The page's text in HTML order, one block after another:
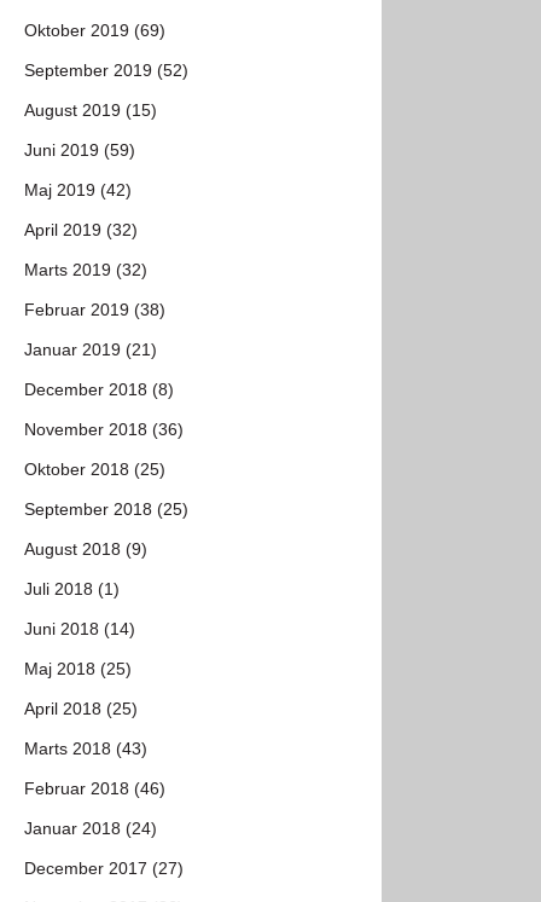
Oktober 2019 (69)
September 2019 (52)
August 2019 (15)
Juni 2019 (59)
Maj 2019 (42)
April 2019 (32)
Marts 2019 (32)
Februar 2019 (38)
Januar 2019 (21)
December 2018 (8)
November 2018 (36)
Oktober 2018 (25)
September 2018 (25)
August 2018 (9)
Juli 2018 (1)
Juni 2018 (14)
Maj 2018 (25)
April 2018 (25)
Marts 2018 (43)
Februar 2018 (46)
Januar 2018 (24)
December 2017 (27)